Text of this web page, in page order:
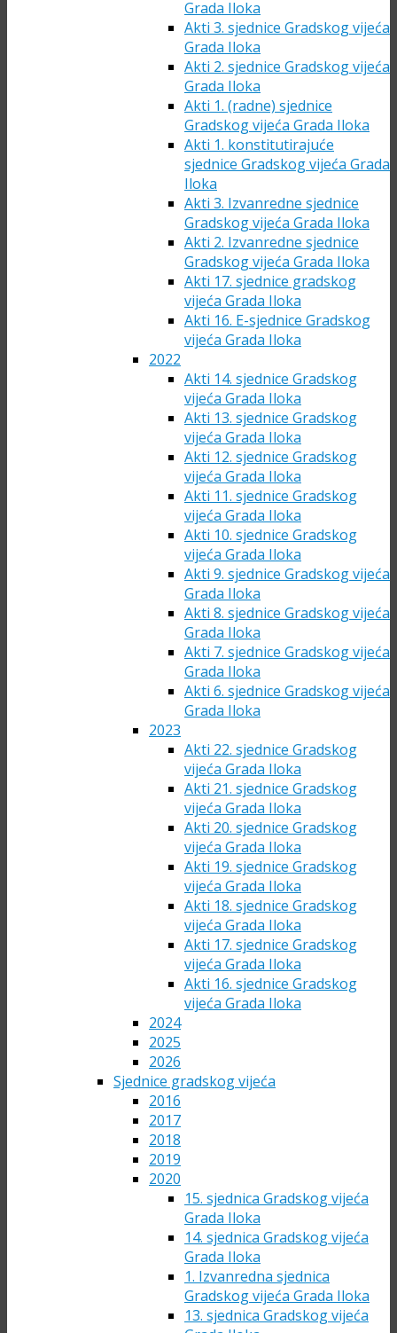
Grada Iloka
Akti 3. sjednice Gradskog vijeća
Grada Iloka
Akti 2. sjednice Gradskog vijeća
Grada Iloka
Akti 1. (radne) sjednice
Gradskog vijeća Grada Iloka
Akti 1. konstitutirajuće
sjednice Gradskog vijeća Grada
Iloka
Akti 3. Izvanredne sjednice
Gradskog vijeća Grada Iloka
Akti 2. Izvanredne sjednice
Gradskog vijeća Grada Iloka
Akti 17. sjednice gradskog
vijeća Grada Iloka
Akti 16. E-sjednice Gradskog
vijeća Grada Iloka
2022
Akti 14. sjednice Gradskog
vijeća Grada Iloka
Akti 13. sjednice Gradskog
vijeća Grada Iloka
Akti 12. sjednice Gradskog
vijeća Grada Iloka
Akti 11. sjednice Gradskog
vijeća Grada Iloka
Akti 10. sjednice Gradskog
vijeća Grada Iloka
Akti 9. sjednice Gradskog vijeća
Grada Iloka
Akti 8. sjednice Gradskog vijeća
Grada Iloka
Akti 7. sjednice Gradskog vijeća
Grada Iloka
Akti 6. sjednice Gradskog vijeća
Grada Iloka
2023
Akti 22. sjednice Gradskog
vijeća Grada Iloka
Akti 21. sjednice Gradskog
vijeća Grada Iloka
Akti 20. sjednice Gradskog
vijeća Grada Iloka
Akti 19. sjednice Gradskog
vijeća Grada Iloka
Akti 18. sjednice Gradskog
vijeća Grada Iloka
Akti 17. sjednice Gradskog
vijeća Grada Iloka
Akti 16. sjednice Gradskog
vijeća Grada Iloka
2024
2025
2026
Sjednice gradskog vijeća
2016
2017
2018
2019
2020
15. sjednica Gradskog vijeća
Grada Iloka
14. sjednica Gradskog vijeća
Grada Iloka
1. Izvanredna sjednica
Gradskog vijeća Grada Iloka
13. sjednica Gradskog vijeća